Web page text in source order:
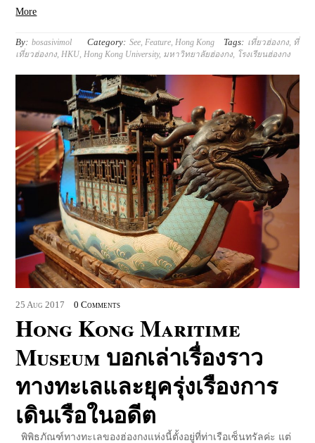
More
By: bosasivimol Category: See,Feature,Hong Kong Tags: เที่ยวฮ่องกง, ที่
เที่ยวฮ่องกง,HKU,Hong Kong University, มหาวิทยาลัยฮ่องกง, โรงเรียนฮ่องกง
25 Aug 2017 0 Comments
Hong Kong Maritime
Museum บอกเล่าเรื่องราว
ทางทะเลและยุครุ่งเรืองการ
เดินเรือในอดีต
พิพิธภัณฑ์ทางทะเลของฮ่องกงแห่งนี้ตั้งอยู่ที่ท่าเรือเซ็นทรัลค่ะ แต่